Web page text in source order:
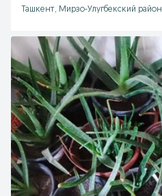
Ташкент, Мирзо-Улугбекский район